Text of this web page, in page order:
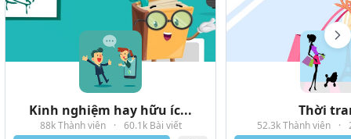
Kinh nghiệm hay hữu íc...
88k Thành viên · 60.1k Bài viết
Thời
52.3k Thành viên ·